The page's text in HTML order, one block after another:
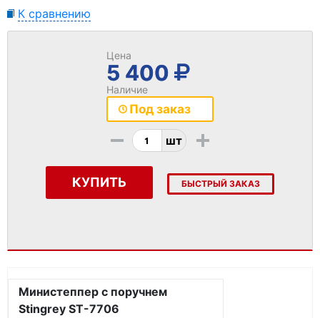
К сравнению
Цена
5 400
Наличие
Под заказ
- шт +
КУПИТЬ БЫСТРЫЙ ЗАКАЗ
Министеппер с поручнем
Stingrey ST-7706